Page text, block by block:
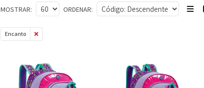
MOSTRAR: ORDENAR:
Encanto